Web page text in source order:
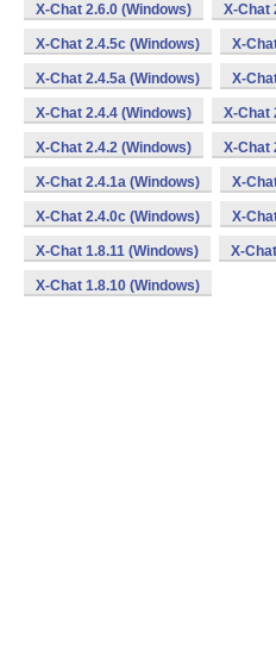
X-Chat 2.6.0 (Windows) X-Chat
X-Chat 2.4.5c (Windows) X-
X-Chat 2.4.5a (Windows) X-
X-Chat 2.4.4 (Windows) X-Chat
X-Chat 2.4.2 (Windows) X-Chat
X-Chat 2.4.1a (Windows) X-
X-Chat 2.4.0c (Windows) X-
X-Chat 1.8.11 (Windows) X-
X-Chat 1.8.10 (Windows)